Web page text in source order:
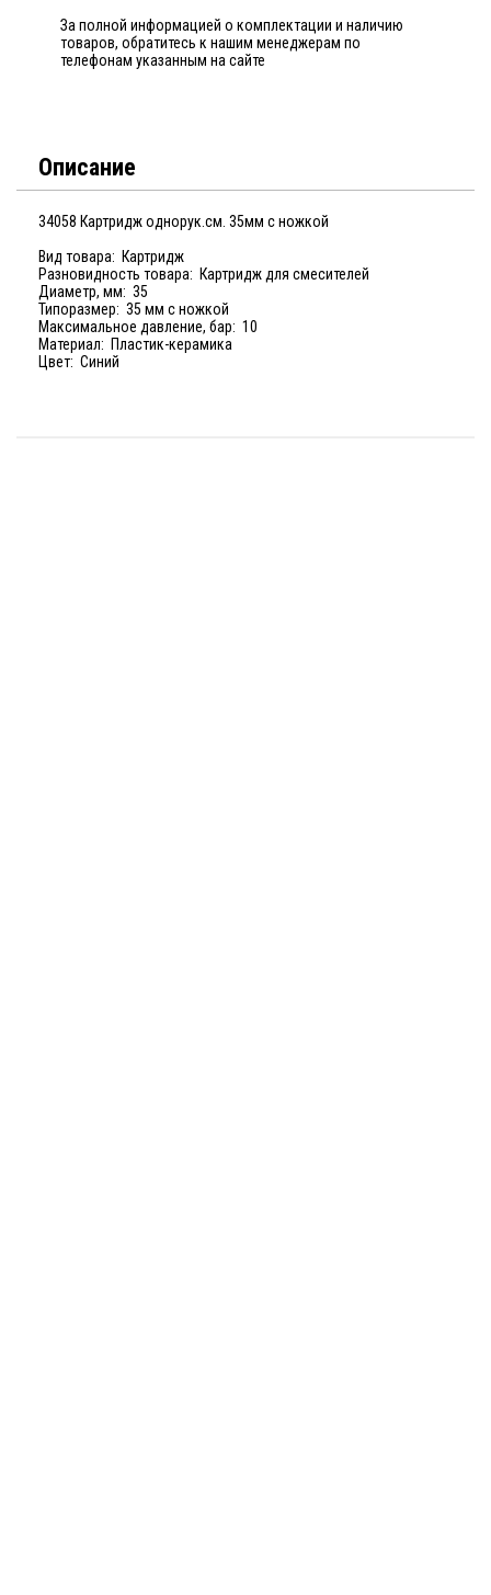
За полной информацией о комплектации и наличию
товаров, обратитесь к нашим менеджерам по
телефонам указанным на сайте
Описание
34058 Картридж однорук.см. 35мм с ножкой
Вид товара: Картридж
Разновидность товара: Картридж для смесителей
Диаметр, мм: 35
Типоразмер: 35 мм с ножкой
Максимальное давление, бар: 10
Материал: Пластик-керамика
Цвет: Синий